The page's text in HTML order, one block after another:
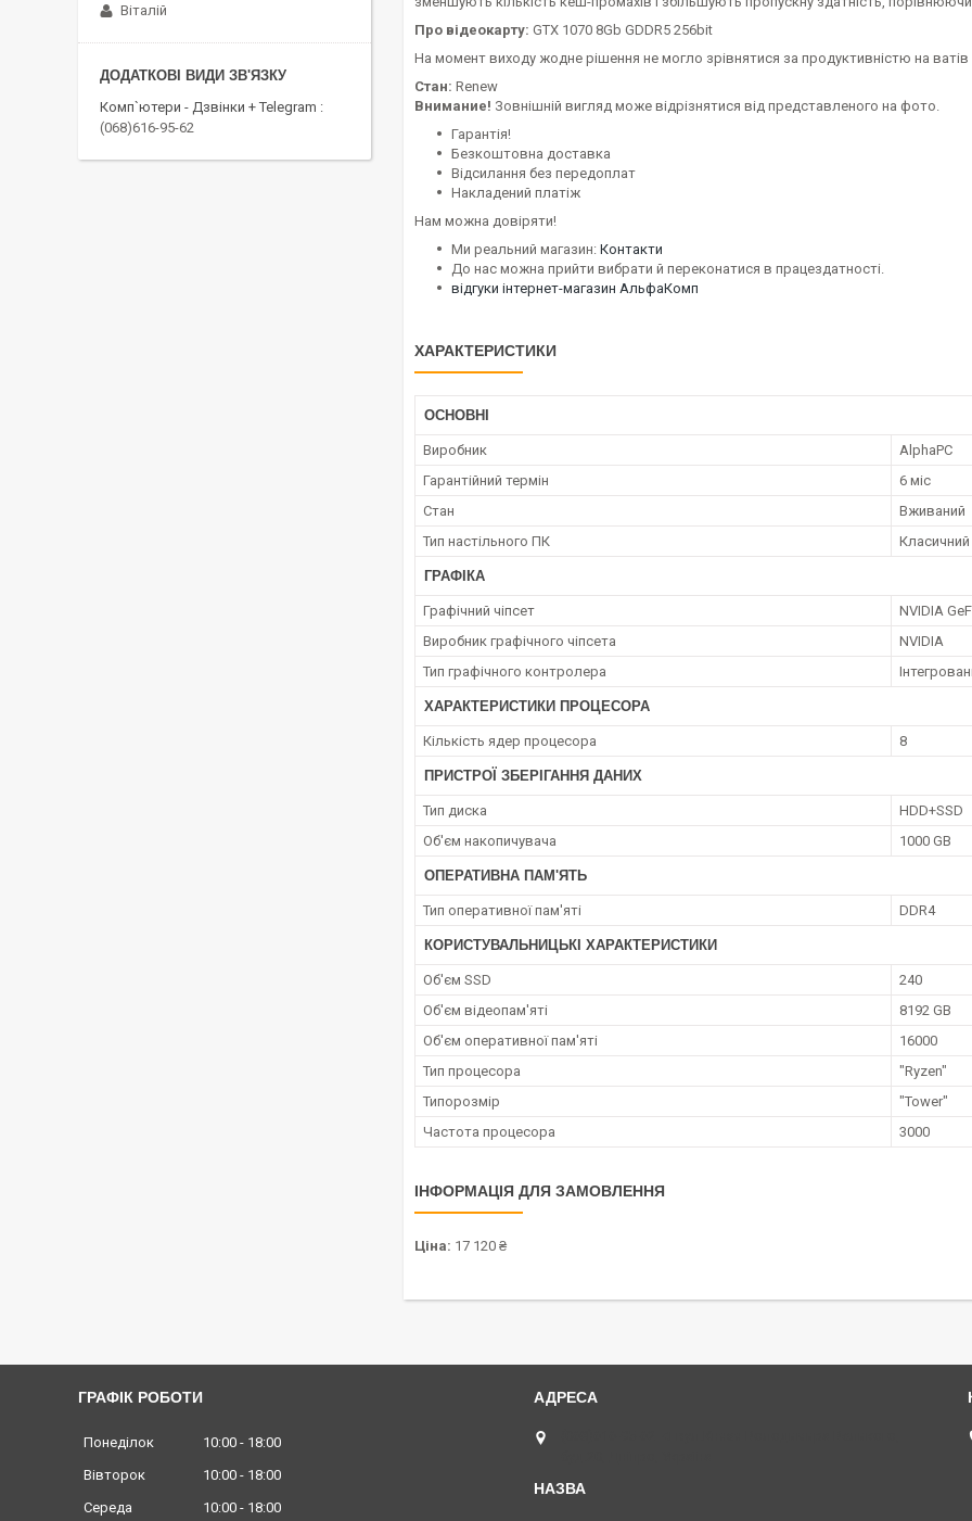
Про відеокарту: GTX 1070 8Gb GDDR5 256bit
На момент виходу жодне рішення не могло зрівнятися за продуктивністю на ватів
Стан: Renew
Внимание! Зовнішній вигляд може відрізнятися від представленого на фото.
Гарантія!
Безкоштовна доставка
Відсилання без передоплат
Накладений платіж
Нам можна довіряти!
Ми реальний магазин: Контакти
До нас можна прийти вибрати й переконатися в працездатності.
відгуки інтернет-магазин АльфаКомп
ХАРАКТЕРИСТИКИ
ОСНОВНІ
Виробник
AlphaPC
Гарантійний термін
6 міс
Стан
Вживаний
Тип настільного ПК
ГРАФІКА
Графічний чіпсет
NVIDIA
Виробник графічного чіпсета
NVIDIA
Тип графічного контролера
ХАРАКТЕРИСТИКИ ПРОЦЕСОРА
Кількість ядер процесора 8
ПРИСТРОЇ ЗБЕРІГАННЯ ДАНИХ
Тип диска
HDD+SSD
Об'єм накопичувача
1000 GB
ОПЕРАТИВНА ПАМ'ЯТЬ
Тип оперативної пам'яті DDR4
КОРИСТУВАЛЬНИЦЬКІ ХАРАКТЕРИСТИКИ
Об'єм SSD
240
Об'єм відеопам'яті
8192 GB
Об'єм оперативної пам'яті
16000
Тип процесора
"Ryzen"
Типорозмір
"Tower"
Частота процесора
3000
ІНФОРМАЦІЯ ДЛЯ ЗАМОВЛЕННЯ
Ціна: 17 120 ₴
Віталій
Комп`ютери - Дзвінки + Telegram
(068)616-95-62
ГРАФІК РОБОТИ
Понеділок 10:00
18:00
Вівторок
10:00
18:00
Середа
10:00 18:00